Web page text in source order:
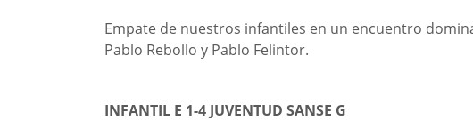
Empate de nuestros infantiles en un encuentro
Pablo Rebollo y Pablo Felintor.
INFANTIL E 1-4 JUVENTUD SANSE G